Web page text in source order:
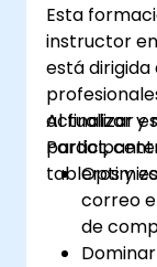
Esta
instructor
está
actualizar y
Pardot,
tableros y
Al finalizar
correo
de